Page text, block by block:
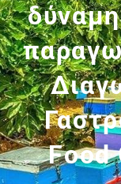
Food